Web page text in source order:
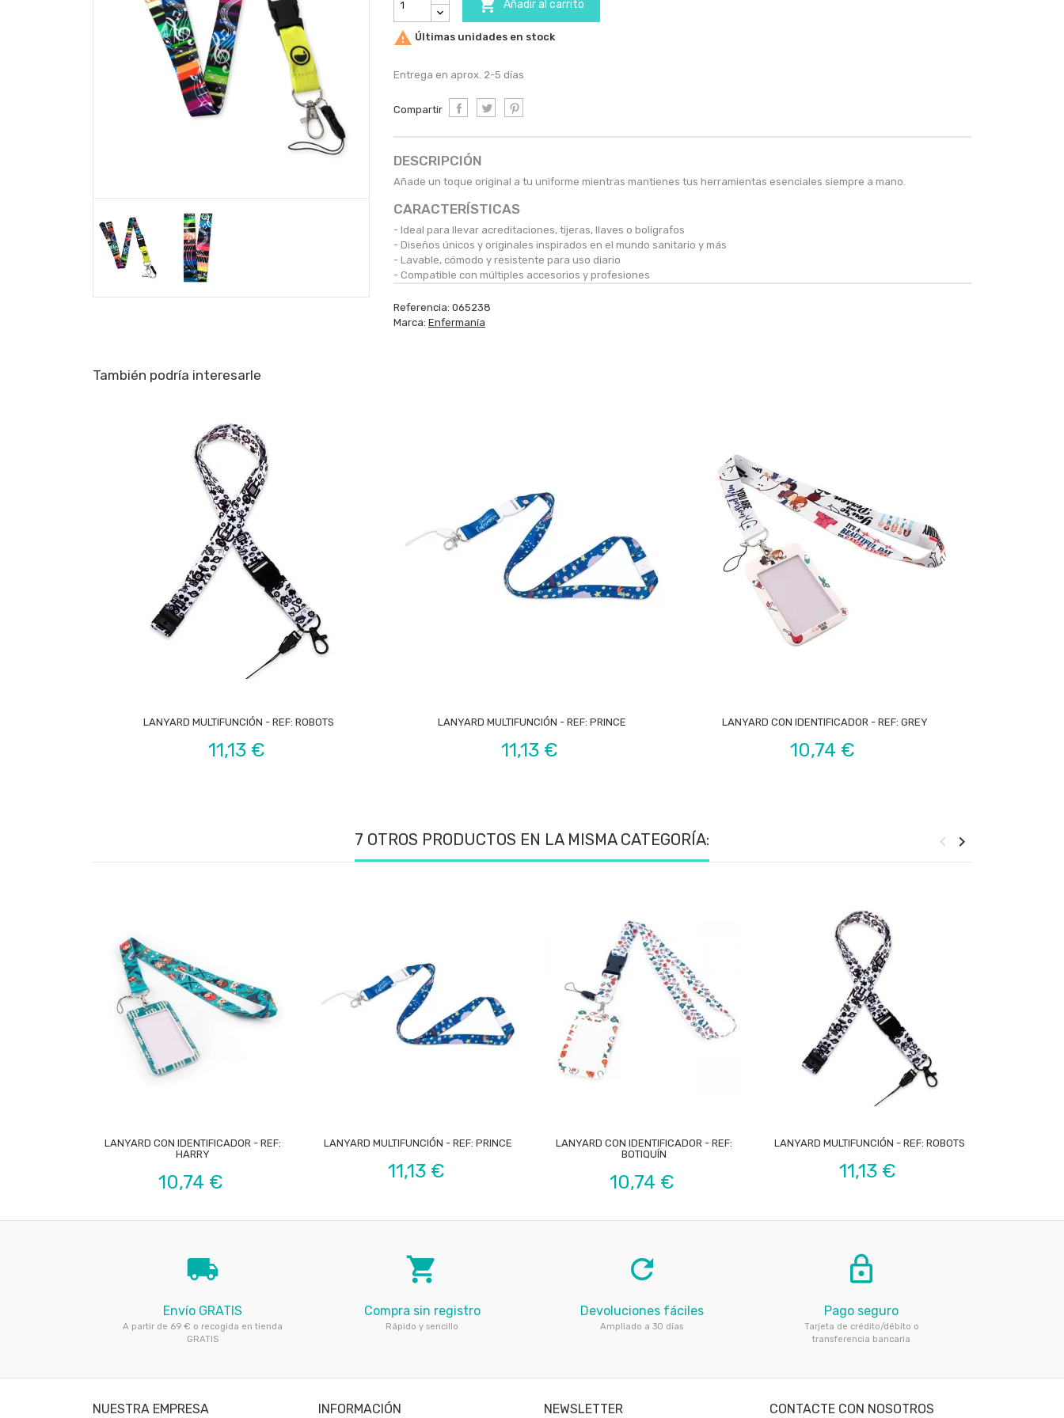
 Añadir al carrito
 Últimas unidades en stock
Entrega en aprox. 2-5 días
Compartir
DESCRIPCIÓN
Añade un toque original a tu uniforme mientras mantienes tus herramientas esenciales siempre a mano.
CARACTERÍSTICAS
- Ideal para llevar acreditaciones, tijeras, llaves o bolígrafos
- Diseños únicos y originales inspirados en el mundo sanitario y más
- Lavable, cómodo y resistente para uso diario
- Compatible con múltiples accesorios y profesiones
Referencia: 065238
Marca: Enfermanía
También podría interesarle

LANYARD MULTIFUNCIÓN - REF: ROBOTS
Precio
11,13 €

LANYARD MULTIFUNCIÓN - REF: PRINCE
Precio
11,13 €

LANYARD CON IDENTIFICADOR - REF: GREY
Precio
10,74 €
7 OTROS PRODUCTOS EN LA MISMA CATEGORÍA:

LANYARD CON IDENTIFICADOR - REF:
HARRY
Precio
10,74 €

LANYARD MULTIFUNCIÓN - REF: PRINCE
Precio
11,13 €

LANYARD CON IDENTIFICADOR - REF:
BOTIQUÍN
Precio
10,74 €

LANYARD MULTIFUNCIÓN - REF: ROBOTS
Precio
11,13 €
local_shipping
Envío GRATIS
A partir de 69 € o recogida en tienda
GRATIS
local_grocery_store
Compra sin registro
Rápido y sencillo
refresh
Devoluciones fáciles
Ampliado a 30 días
lock_outline
Pago seguro
Tarjeta de crédito/débito o
transferencia bancaria
NUESTRA EMPRESA INFORMACIÓN NEWSLETTER CONTACTE CON NOSOTROS